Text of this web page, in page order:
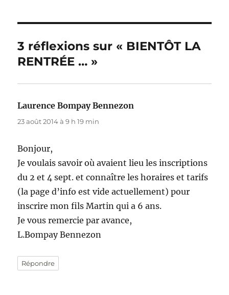
3 réflexions sur « BIENTÔT LA
RENTRÉE … »
Laurence Bompay Bennezon
23 août 2014 à 9 h 19 min
Bonjour,
Je voulais savoir où avaient lieu les inscriptions
du 2 et 4 sept. et connaître les horaires et tarifs
(la page d’info est vide actuellement) pour
inscrire mon fils Martin qui a 6 ans.
Je vous remercie par avance,
L.Bompay Bennezon
Répondre